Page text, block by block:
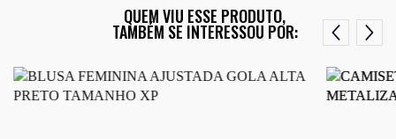
QUEM VIU ESSE PRODUTO,
TAMBÉM SE INTERESSOU POR: